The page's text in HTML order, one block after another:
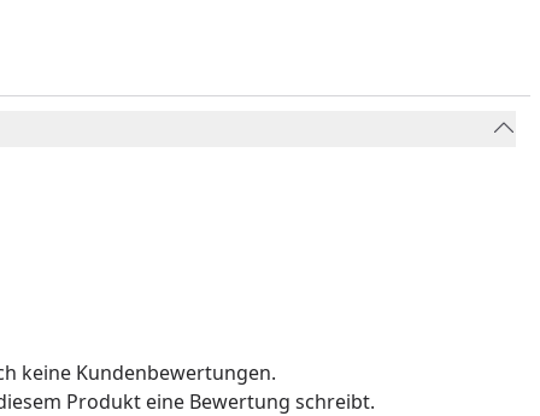
keine Kundenbewertungen.
Produkt eine Bewertung schreibt.